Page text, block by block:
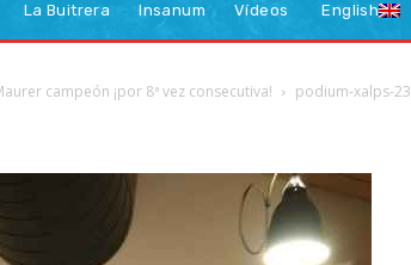
La Buitrera Insanum Vídeos English
campeón ¡por 8ª vez consecutiva! podium-xalps-23